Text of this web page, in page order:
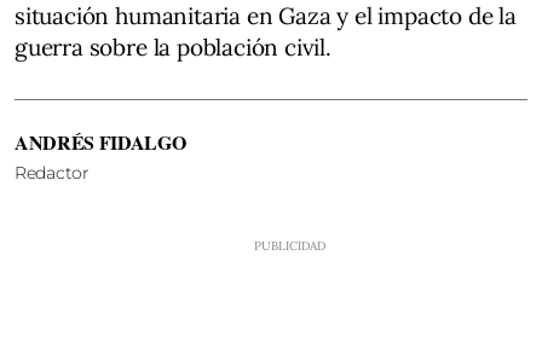
situación humanitaria en Gaza y el impacto de la
guerra sobre la población civil.
ANDRÉS FIDALGO
Redactor